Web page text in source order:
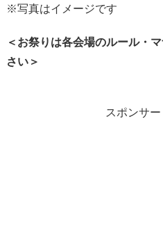
※写真はイメージです
＜お祭りは各会場のルール・
さい＞
スポンサ